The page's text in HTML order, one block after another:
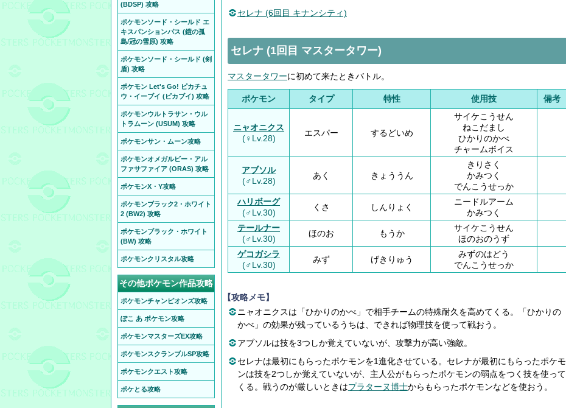
セレナ (6回目 キナンシティ)
セレナ (1回目 マスタータワー)
マスタータワーに初めて来たときバトル。
ポケモン タイプ 特性 使用技 備考
ニャオニクス
(♀Lv.28)
エスパー するどいめ
サイケこうせん
ねこだまし
ひかりのかべ
チャームボイス
アブソル
(♂Lv.28)
あく きょううん
きりさく
かみつく
でんこうせっか
ハリボーグ
(♂Lv.30)
くさ しんりょく
ニードルアーム
かみつく
テールナー
(♂Lv.30)
ほのお もうか
サイケこうせん
ほのおのうず
ゲコガシラ
(♂Lv.30)
みず げきりゅう
みずのはどう
でんこうせっか
【攻略メモ】
ニャオニクスは「ひかりのかべ」で相手チームの特殊耐久を高めてくる。「ひかりの
かべ」の効果が残っているうちは、できれば物理技を使って戦おう。
アブソルは技を3つしか覚えていないが、攻撃力が高い強敵。
セレナは最初にもらったポケモンを1進化させている。セレナが最初にもらったポケモ
ンは技を2つしか覚えていないが、主人公がもらったポケモンの弱点をつく技を使って
くる。戦うのが厳しいときはプラターヌ博士からもらったポケモンなどを使おう。
(BDSP) 攻略
ポケモンソード・シールド エ
キスパンションパス (鎧の孤
島/冠の雪原) 攻略
ポケモンソード・シールド (剣
盾) 攻略
ポケモン Let's Go! ピカチュ
ウ・イーブイ (ピカブイ) 攻略
ポケモンウルトラサン・ウル
トラムーン (USUM) 攻略
ポケモンサン・ムーン攻略
ポケモンオメガルビー・アル
ファサファイア (ORAS) 攻略
ポケモンX・Y攻略
ポケモンブラック2・ホワイト
2 (BW2) 攻略
ポケモンブラック・ホワイト
(BW) 攻略
ポケモンクリスタル攻略
その他ポケモン作品攻略
ポケモンチャンピオンズ攻略
ぽこ あ ポケモン攻略
ポケモンマスターズEX攻略
ポケモンスクランブルSP攻略
ポケモンクエスト攻略
ポケとる攻略